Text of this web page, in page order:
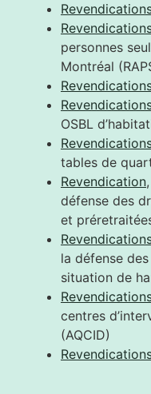
personnes
Montréal
OSBL
tables de
Revendication
défense des
et
la défense
situation de
centres
(AQCID)